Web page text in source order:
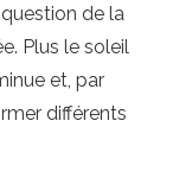
de la
Plus le soleil
et, par
différents